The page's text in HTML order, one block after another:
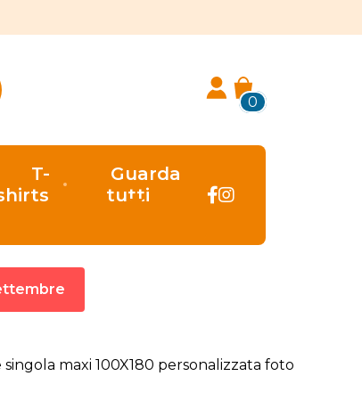
0
T-
Guarda
tutti
maxi 100X180 personalizzata foto